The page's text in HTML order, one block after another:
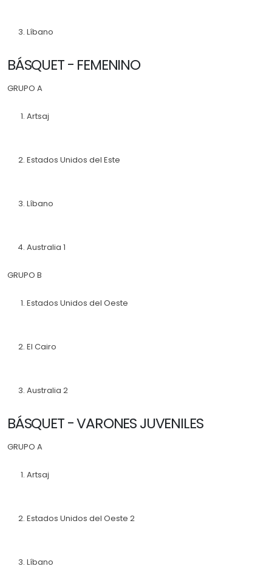
Líbano
BÁSQUET - FEMENINO
GRUPO A
Artsaj
Estados Unidos del Este
Líbano
Australia 1
GRUPO B
Estados Unidos del Oeste
El Cairo
Australia 2
BÁSQUET - VARONES JUVENILES
GRUPO A
Artsaj
Estados Unidos del Oeste 2
Líbano